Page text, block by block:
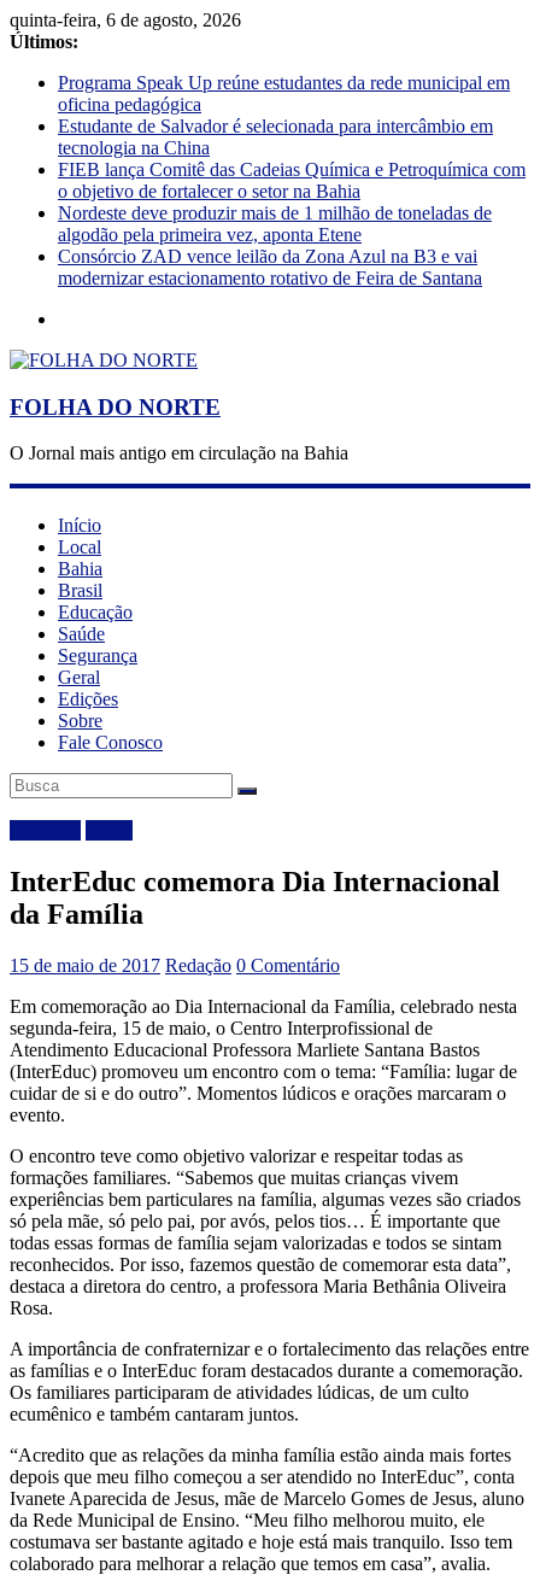
quinta-feira, 6 de agosto, 2026
Últimos:
Programa Speak Up reúne estudantes da rede municipal em
oficina pedagógica
Estudante de Salvador é selecionada para intercâmbio em
tecnologia na China
FIEB lança Comitê das Cadeias Química e Petroquímica com
o objetivo de fortalecer o setor na Bahia
Nordeste deve produzir mais de 1 milhão de toneladas de
algodão pela primeira vez, aponta Etene
Consórcio ZAD vence leilão da Zona Azul na B3 e vai
modernizar estacionamento rotativo de Feira de Santana
FOLHA DO NORTE
O Jornal mais antigo em circulação na Bahia
Início
Local
Bahia
Brasil
Educação
Saúde
Segurança
Geral
Edições
Sobre
Fale Conosco
InterEduc comemora Dia Internacional
da Família
15 de maio de 2017 Redação 0 Comentário
Em comemoração ao Dia Internacional da Família, celebrado nesta
segunda-feira, 15 de maio, o Centro Interprofissional de
Atendimento Educacional Professora Marliete Santana Bastos
(InterEduc) promoveu um encontro com o tema: “Família: lugar de
cuidar de si e do outro”. Momentos lúdicos e orações marcaram o
evento.
O encontro teve como objetivo valorizar e respeitar todas as
formações familiares. “Sabemos que muitas crianças vivem
experiências bem particulares na família, algumas vezes são criados
só pela mãe, só pelo pai, por avós, pelos tios… É importante que
todas essas formas de família sejam valorizadas e todos se sintam
reconhecidos. Por isso, fazemos questão de comemorar esta data”,
destaca a diretora do centro, a professora Maria Bethânia Oliveira
Rosa.
A importância de confraternizar e o fortalecimento das relações entre
as famílias e o InterEduc foram destacados durante a comemoração.
Os familiares participaram de atividades lúdicas, de um culto
ecumênico e também cantaram juntos.
“Acredito que as relações da minha família estão ainda mais fortes
depois que meu filho começou a ser atendido no InterEduc”, conta
Ivanete Aparecida de Jesus, mãe de Marcelo Gomes de Jesus, aluno
da Rede Municipal de Ensino. “Meu filho melhorou muito, ele
costumava ser bastante agitado e hoje está mais tranquilo. Isso tem
colaborado para melhorar a relação que temos em casa”, avalia.